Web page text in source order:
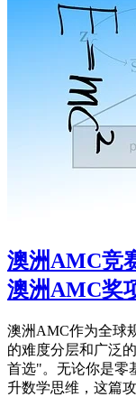
澳洲AMC竞
澳洲AMC奖
澳洲AMC作为全球
的难度分层和广泛
首选"。无论你是零
升数学思维，这篇